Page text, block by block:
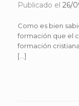
Publicado el 26/
Como es bien
formación que el
formación
[…]